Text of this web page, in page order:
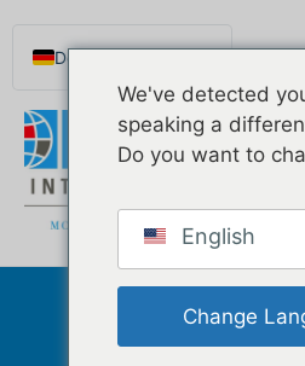
Deutsch
Español de México
Português do Brasil
Русский
We've detected
speaking a
Do you want to
English
Change